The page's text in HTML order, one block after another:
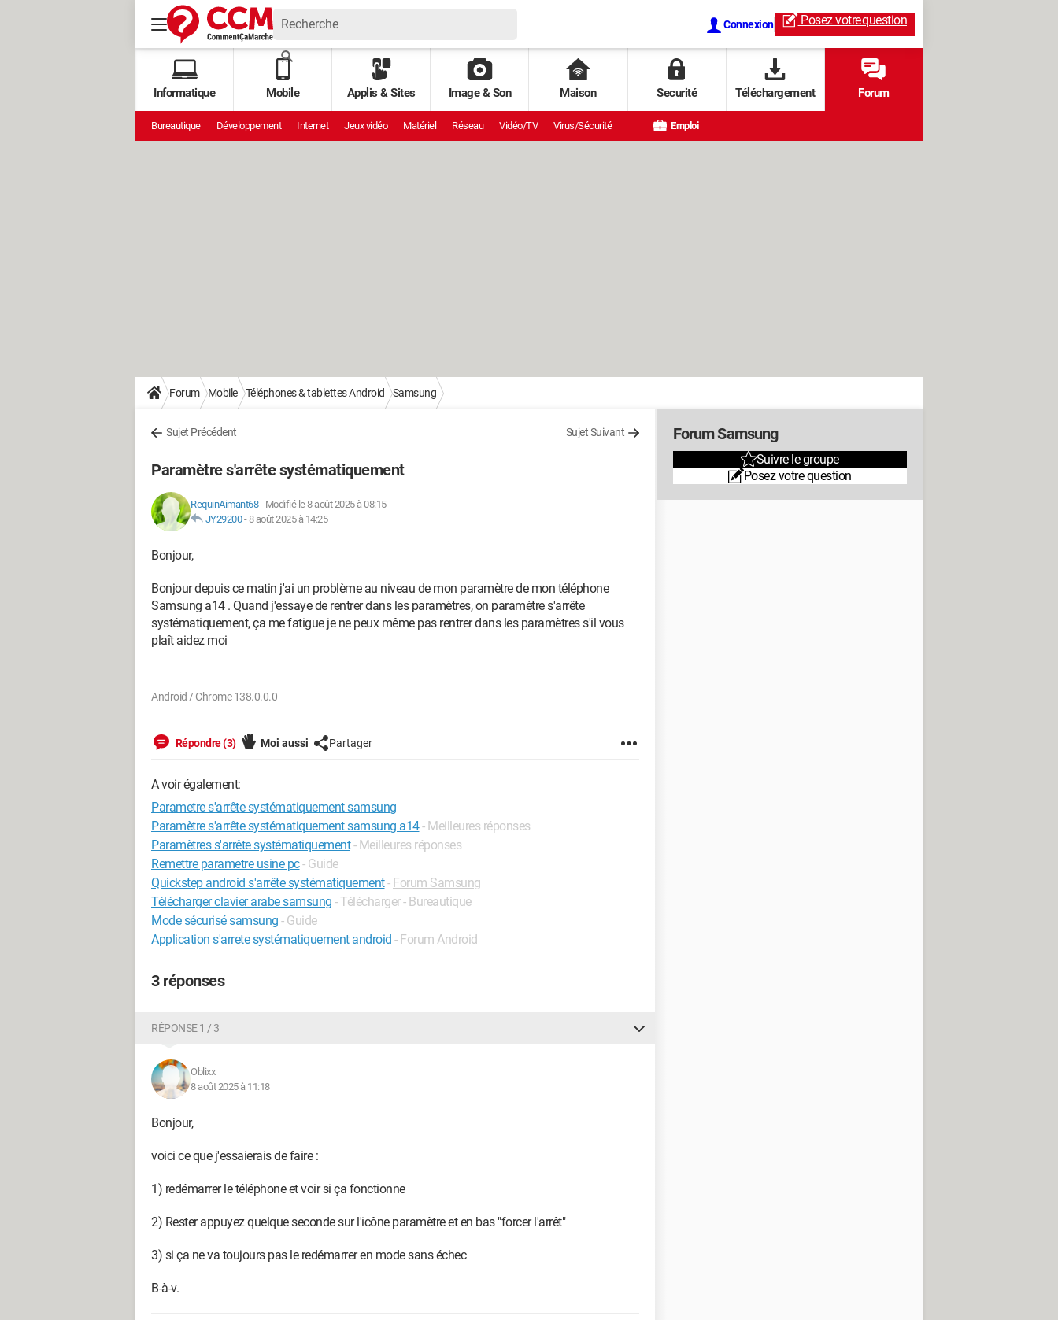
Connexion Posez votrequestion
Informatique Mobile Applis & Sites Image & Son Maison Securité Téléchargement Forum
Bureautique Développement Internet Jeux vidéo Matériel Réseau Vidéo/TV Virus/Sécurité Emploi
Forum Mobile Téléphones & tablettes Android Samsung
Sujet Précédent Sujet Suivant
Paramètre s'arrête systématiquement
RequinAimant68- Modifié le 8 août 2025 à 08:15
JY29200-8 août 2025 à 14:25
Bonjour,
Bonjour depuis ce matin j'ai un problème au niveau de mon paramètre de mon téléphone
Samsung a14 . Quand j'essaye de rentrer dans les paramètres, on paramètre s'arrête
systématiquement, ça me fatigue je ne peux même pas rentrer dans les paramètres s'il vous
plaît aidez moi
Android / Chrome 138.0.0.0
Répondre (3) Moi aussi Partager
A voir également:
Parametre s'arrête systématiquement samsung
Paramètre s'arrête systématiquement samsung a14- Meilleures réponses
Paramètres s'arrête systématiquement - Meilleures réponses
Remettre parametre usine pc- Guide
Quickstep android s'arrête systématiquement- Forum Samsung
Télécharger clavier arabe samsung - Télécharger - Bureautique
Mode sécurisé samsung - Guide
Application s'arrete systématiquement android - Forum Android
3 réponses
RÉPONSE 1 / 3
Oblixx
8 août 2025 à 11:18
Bonjour,
voici ce que j'essaierais de faire :
1) redémarrer le téléphone et voir si ça fonctionne
2) Rester appuyez quelque seconde sur l'icône paramètre et en bas "forcer l'arrêt"
3) si ça ne va toujours pas le redémarrer en mode sans échec
B-à-v.
Forum Samsung
Suivre le groupe
Posez votre question